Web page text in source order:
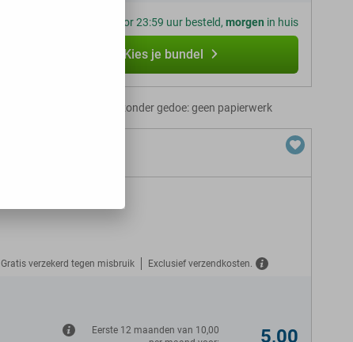
Voor 23:59 uur besteld, morgen in huis
Kies je bundel
Abonnement zonder gedoe: geen papierwerk
Gratis verzekerd tegen misbruik Exclusief verzendkosten.
Eerste 12 maanden van 10,00
5,00